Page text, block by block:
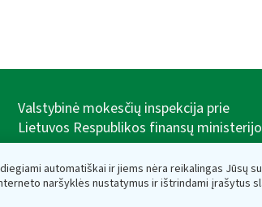
automatiškai ir jiems nėra reikalingas Jūsų
naršyklės nustatymus ir ištrindami įrašytus
Valstybinė mokesčių inspekcija prie
Lietuvos Respublikos finansų
adresas: Vasario 16-osios g. 14, 01107 Vilnius, Lietuva,
el.paštas:vmi@vmi.lt, E. pristatymo dėžutės adresas